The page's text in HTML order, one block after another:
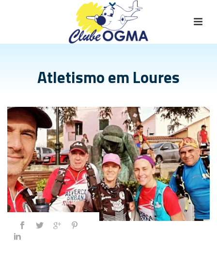
Atletismo em Loures